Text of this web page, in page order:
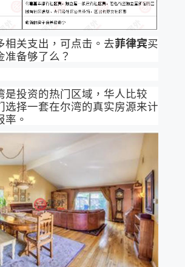
相关支出，可点击。去菲律宾买
准备够了么？
是投资的热门区域，华人比较
选择一套在尔湾的真实房源来计
。